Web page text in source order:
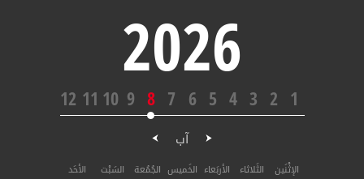
2026
1
2
3
4
5
6
7
8
9
10
11
12
آب
الإثْنَين الثَلاثاء الأربَعاء الخَميس الجُمُعة السَبْت الأحَد